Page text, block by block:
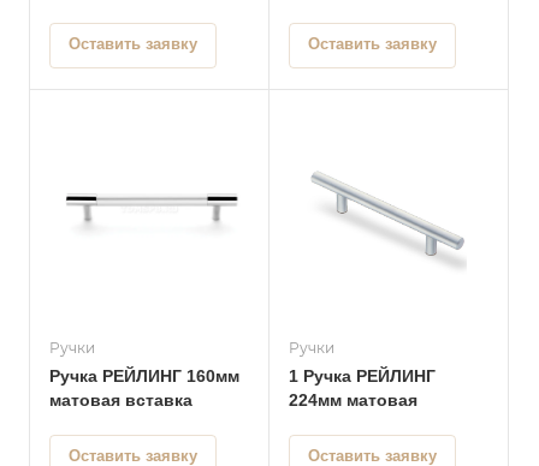
Оставить заявку Оставить заявку
Ручки
Ручка РЕЙЛИНГ 160мм
матовая вставка
Оставить заявку
Ручки
1 Ручка РЕЙЛИНГ
224мм матовая
Оставить заявку